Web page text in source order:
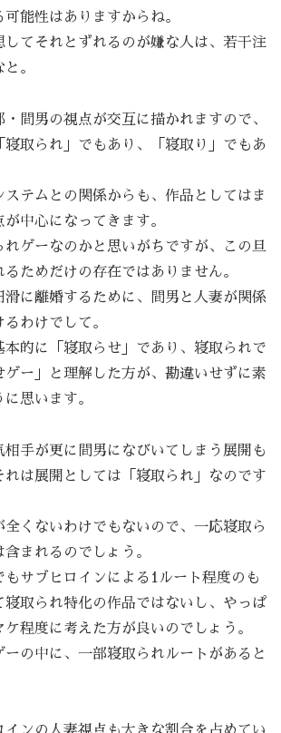
能性はありますからね。
してそれとずれるのが嫌な人は、若干注
。
間男の視点が交互に描かれますので、
寝取られ」でもあり、「寝取り」でもあ
テムとの関係からも、作品としてはま
中心になってきます。
れゲーなのかと思いがちですが、この旦
ためだけの存在ではありません。
滑に離婚するために、間男と人妻が関係
わけでして。
本的に「寝取らせ」であり、寝取られで
ゲー」と理解した方が、勘違いせずに素
思います。
相手が更に間男になびいてしまう展開も
れは展開としては「寝取られ」なのです
全くないわけでもないので、一応寝取ら
まれるのでしょう。
もサブヒロインによる1ルート程度のも
寝取られ特化の作品ではないし、やっぱ
ケ程度に考えた方が良いのでしょう。
ーの中に、一部寝取られルートがあると